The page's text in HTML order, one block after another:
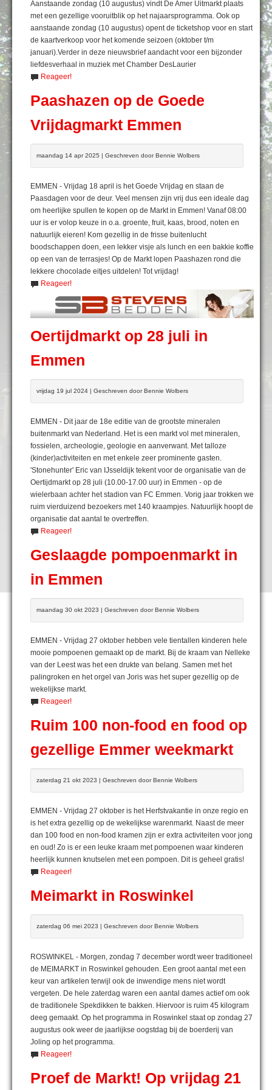
Aanstaande zondag (10 augustus) vindt De Amer Uitmarkt plaats
met een gezellige vooruitblik op het najaarsprogramma. Ook op
aanstaande zondag (10 augustus) opent de ticketshop voor en start
de kaartverkoop voor het komende seizoen (oktober t/m
januari).Verder in deze nieuwsbrief aandacht voor een bijzonder
liefdesverhaal in muziek met Chamber DesLaurier
Reageer!
Paashazen op de Goede
Vrijdagmarkt Emmen
maandag 14 apr 2025 | Geschreven door Bennie Wolbers
EMMEN - Vrijdag 18 april is het Goede Vrijdag en staan de
Paasdagen voor de deur. Veel mensen zijn vrij dus een ideale dag
om heerlijke spullen te kopen op de Markt in Emmen! Vanaf 08:00
uur is er volop keuze in o.a. groente, fruit, kaas, brood, noten en
natuurlijk eieren! Kom gezellig in de frisse buitenlucht
boodschappen doen, een lekker visje als lunch en een bakkie koffie
op een van de terrasjes! Op de Markt lopen Paashazen rond die
lekkere chocolade eitjes uitdelen! Tot vrijdag!
Reageer!
Oertijdmarkt op 28 juli in
Emmen
vrijdag 19 jul 2024 | Geschreven door Bennie Wolbers
EMMEN - Dit jaar de 18e editie van de grootste mineralen
buitenmarkt van Nederland. Het is een markt vol met mineralen,
fossielen, archeologie, geologie en aanverwant. Met talloze
(kinder)activiteiten en met enkele zeer prominente gasten.
'Stonehunter' Eric van IJsseldijk tekent voor de organisatie van de
Oertijdmarkt op 28 juli (10.00-17.00 uur) in Emmen - op de
wielerbaan achter het stadion van FC Emmen. Vorig jaar trokken we
ruim vierduizend bezoekers met 140 kraampjes. Natuurlijk hoopt de
organisatie dat aantal te overtreffen.
Reageer!
Geslaagde pompoenmarkt in
in Emmen
maandag 30 okt 2023 | Geschreven door Bennie Wolbers
EMMEN - Vrijdag 27 oktober hebben vele tientallen kinderen hele
mooie pompoenen gemaakt op de markt. Bij de kraam van Nelleke
van der Leest was het een drukte van belang. Samen met het
palingroken en het orgel van Joris was het super gezellig op de
wekelijkse markt.
Reageer!
Ruim 100 non-food en food op
gezellige Emmer weekmarkt
zaterdag 21 okt 2023 | Geschreven door Bennie Wolbers
EMMEN - Vrijdag 27 oktober is het Herfstvakantie in onze regio en
is het extra gezellig op de wekelijkse warenmarkt. Naast de meer
dan 100 food en non-food kramen zijn er extra activiteiten voor jong
en oud! Zo is er een leuke kraam met pompoenen waar kinderen
heerlijk kunnen knutselen met een pompoen. Dit is geheel gratis!
Reageer!
Meimarkt in Roswinkel
zaterdag 06 mei 2023 | Geschreven door Bennie Wolbers
ROSWINKEL - Morgen, zondag 7 december wordt weer traditioneel
de MEIMARKT in Roswinkel gehouden. Een groot aantal met een
keur van artikelen terwijl ook de inwendige mens niet wordt
vergeten. De hele zaterdag waren een aantal dames actief om ook
de traditionele Spekdikken te bakken. Hiervoor is ruim 45 kilogram
deeg gemaakt. Op het programma in Roswinkel staat op zondag 27
augustus ook weer de jaarlijkse oogstdag bij de boerderij van
Joling op het programma.
Reageer!
Proef de Markt! Op vrijdag 21